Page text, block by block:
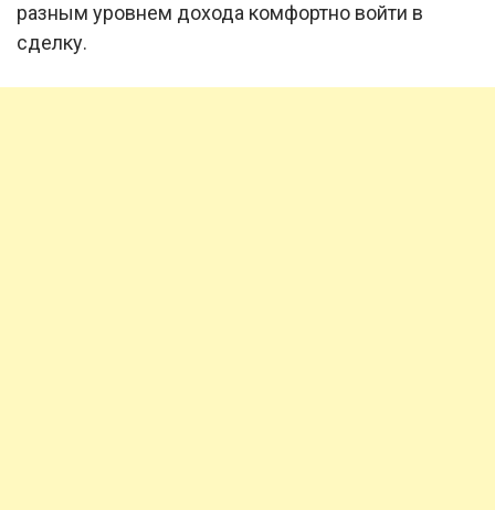
разным уровнем дохода комфортно войти в
сделку.